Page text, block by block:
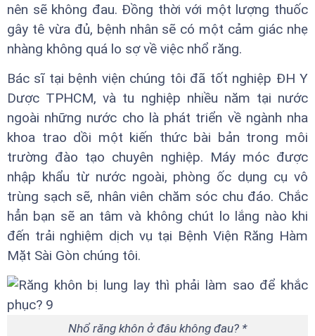
nên sẽ không đau. Đồng thời với một lượng thuốc
gây tê vừa đủ, bệnh nhân sẽ có một cảm giác nhẹ
nhàng không quá lo sợ về việc nhổ răng.
Bác sĩ tại bệnh viện chúng tôi đã tốt nghiệp ĐH Y
Dược TPHCM, và tu nghiệp nhiều năm tại nước
ngoài những nước cho là phát triển về ngành nha
khoa trao dồi một kiến thức bài bản trong môi
trường đào tạo chuyên nghiệp. Máy móc được
nhập khẩu từ nước ngoài, phòng ốc dụng cụ vô
trùng sạch sẽ, nhân viên chăm sóc chu đáo. Chắc
hẳn bạn sẽ an tâm và không chút lo lắng nào khi
đến trải nghiệm dịch vụ tại Bệnh Viện Răng Hàm
Mặt Sài Gòn chúng tôi.
Nhổ răng khôn ở đâu không đau? *